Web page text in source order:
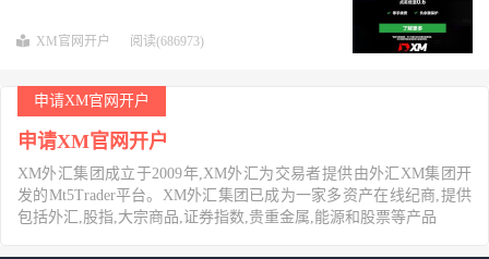
XM官网开户 阅读(686973)
申请XM官网开户
申请XM官网开户
XM外汇集团成立于2009年,XM外汇为交易者提供由外汇XM集团开
发的Mt5Trader平台。XM外汇集团已成为一家多资产在线纪商,提供
包括外汇,股指,大宗商品,证券指数,贵重金属,能源和股票等产品